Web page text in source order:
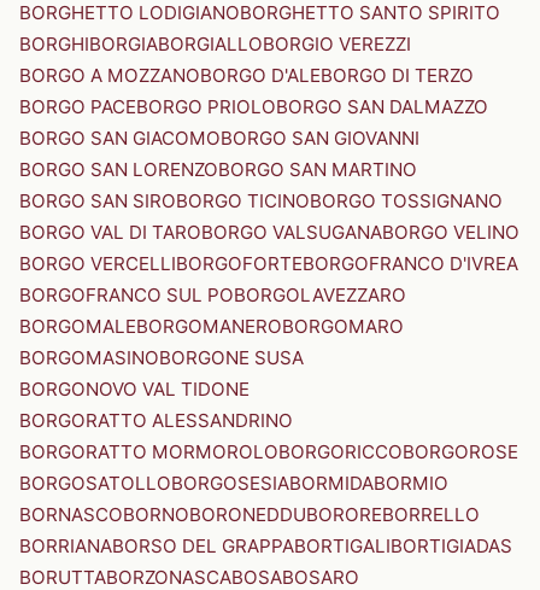
BORGHETTO LODIGIANOBORGHETTO SANTO SPIRITO
BORGHIBORGIABORGIALLOBORGIO VEREZZI
BORGO A MOZZANOBORGO D'ALEBORGO DI TERZO
BORGO PACEBORGO PRIOLOBORGO SAN DALMAZZO
BORGO SAN GIACOMOBORGO SAN GIOVANNI
BORGO SAN LORENZOBORGO SAN MARTINO
BORGO SAN SIROBORGO TICINOBORGO TOSSIGNANO
BORGO VAL DI TAROBORGO VALSUGANABORGO VELINO
BORGO VERCELLIBORGOFORTEBORGOFRANCO D'IVREA
BORGOFRANCO SUL POBORGOLAVEZZARO
BORGOMALEBORGOMANEROBORGOMARO
BORGOMASINOBORGONE SUSA
BORGONOVO VAL TIDONE
BORGORATTO ALESSANDRINO
BORGORATTO MORMOROLOBORGORICCOBORGOROSE
BORGOSATOLLOBORGOSESIABORMIDABORMIO
BORNASCOBORNOBORONEDDUBOROREBORRELLO
BORRIANABORSO DEL GRAPPABORTIGALIBORTIGIADAS
BORUTTABORZONASCABOSABOSARO